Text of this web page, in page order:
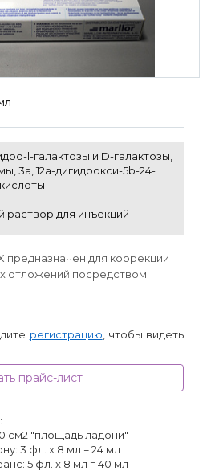
l-галактозы и D-галактозы,
3a, 12a-дигидрокси-5b-24-
раствор для инъекций
предназначен для коррекции
отложений посредством
регистрацию , чтобы видеть
прайс-лист
см2 "площадь ладони"
3 фл. x 8 мл = 24 мл
5 фл. x 8 мл = 40 мл